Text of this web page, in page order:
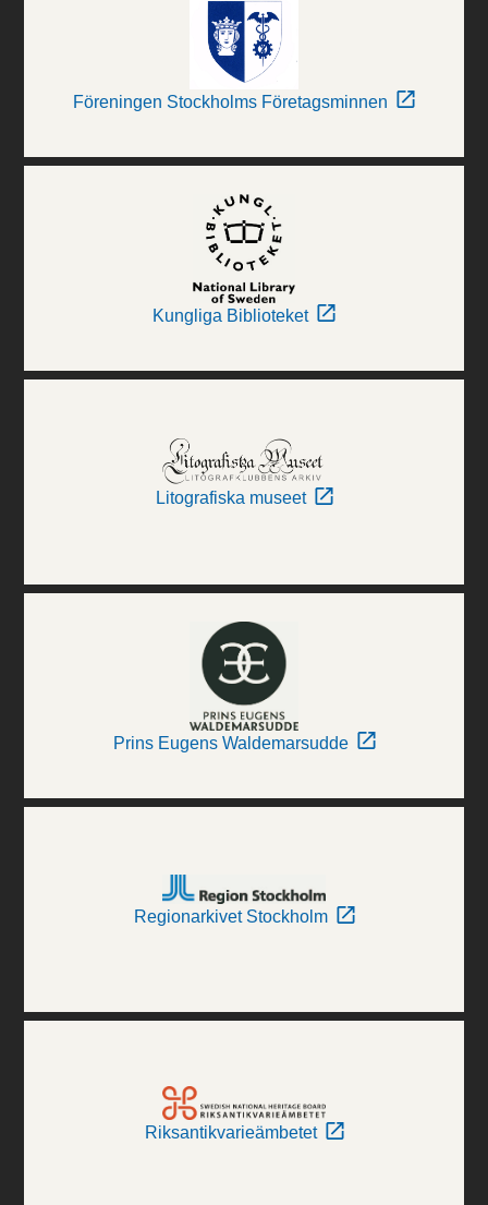
Föreningen Stockholms Företagsminnen
Kungliga Biblioteket
Litografiska museet
Prins Eugens Waldemarsudde
Regionarkivet Stockholm
Riksantikvarieämbetet